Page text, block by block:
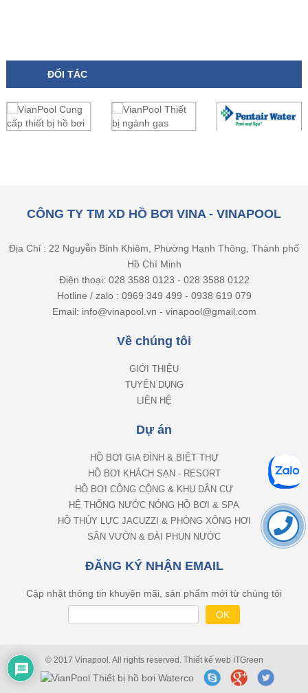
ĐỐI TÁC
CÔNG TY TM XD HỒ BƠI VINA - VINAPOOL
Địa Chỉ : 22 Nguyễn Bỉnh Khiêm, Phường Hạnh Thông, Thành phố
Hồ Chí Minh
Điện thoại: 028 3588 0123 - 028 3588 0122
Hotline / zalo : 0969 349 499 - 0938 619 079
Email: info@vinapool.vn - vinapool@gmail.com
Về chúng tôi
GIỚI THIỆU
TUYỂN DỤNG
LIÊN HỆ
Dự án
HỒ BƠI GIA ĐÌNH & BIỆT THỰ
HỒ BƠI KHÁCH SẠN - RESORT
HỒ BƠI CÔNG CỘNG & KHU DÂN CƯ
HỆ THỐNG NƯỚC NÓNG HỒ BƠI & SPA
HỒ THỦY LỰC JACUZZI & PHÒNG XÔNG HƠI
SÂN VƯỜN & ĐÀI PHUN NƯỚC
ĐĂNG KÝ NHẬN EMAIL
Cập nhật thông tin khuyên mãi, sản phẩm mới từ chúng tôi
© 2017 Vinapool. All rights reserved. Thiết kế web ITGreen